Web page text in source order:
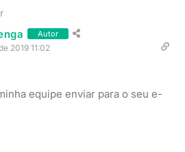
Autor
2019 11:02
equipe enviar para o seu e-